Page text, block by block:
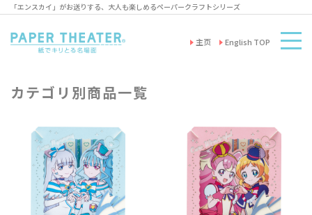
「エンスカイ」がお送りする、大人も楽しめるペーパークラフトシリーズ
主页 English TOP
カテゴリ別商品一覧